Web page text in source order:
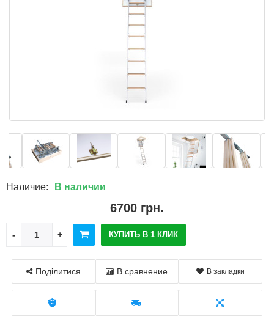
Наличие: В наличии
6700 грн.
КУПИТЬ В 1 КЛИК
Поділитися В сравнение В закладки